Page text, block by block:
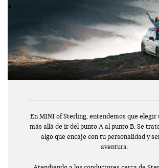
En MINI of Sterling, entendemos que elegir
más allá de ir del punto A al punto B. Se
algo que encaje con tu personalidad y
aventura.